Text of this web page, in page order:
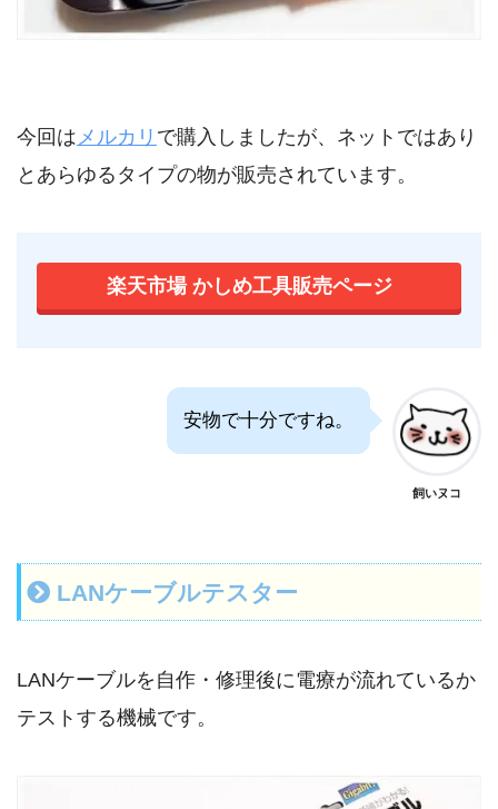
今回はメルカリ で購入しましたが、ネットではあり
とあらゆるタイプの物が販売されています。
楽天市場 かしめ工具販売ページ
安物で十分ですね。
飼いヌコ
LANケーブルテスター
LANケーブルを自作・修理後に電療が流れているか
テストする機械です。